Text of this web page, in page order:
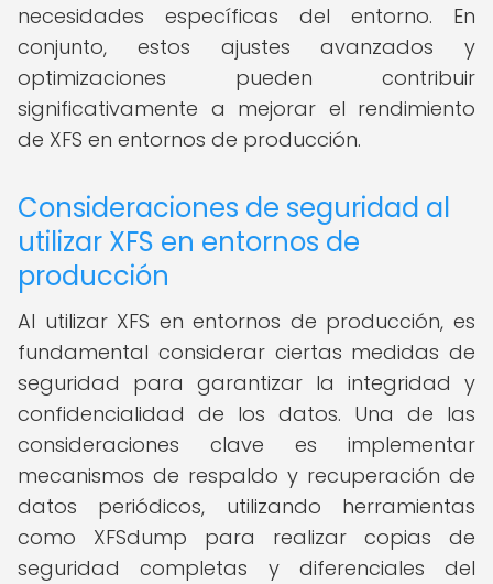
necesidades específicas del entorno. En
conjunto, estos ajustes avanzados y
optimizaciones pueden contribuir
significativamente a mejorar el rendimiento
de XFS en entornos de producción.
Consideraciones de seguridad al
utilizar XFS en entornos de
producción
Al utilizar XFS en entornos de producción, es
fundamental considerar ciertas medidas de
seguridad para garantizar la integridad y
confidencialidad de los datos. Una de las
consideraciones clave es implementar
mecanismos de respaldo y recuperación de
datos periódicos, utilizando herramientas
como XFSdump para realizar copias de
seguridad completas y diferenciales del